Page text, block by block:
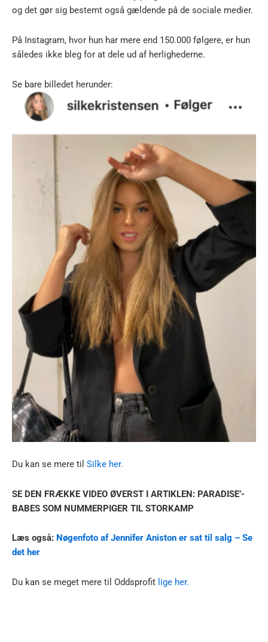
og det gør sig bestemt også gældende på de sociale medier.
På Instagram, hvor hun har mere end 150.000 følgere, er hun
således ikke bleg for at dele ud af herlighederne.
Se bare billedet herunder:
Du kan se mere til Silke her.
SE DEN FRÆKKE VIDEO ØVERST I ARTIKLEN: PARADISE’-
BABES SOM NUMMERPIGER TIL STORKAMP
Læs også: Nøgenfoto af Jennifer Aniston er sat til salg – Se
det her
Du kan se meget mere til Oddsprofit lige her.